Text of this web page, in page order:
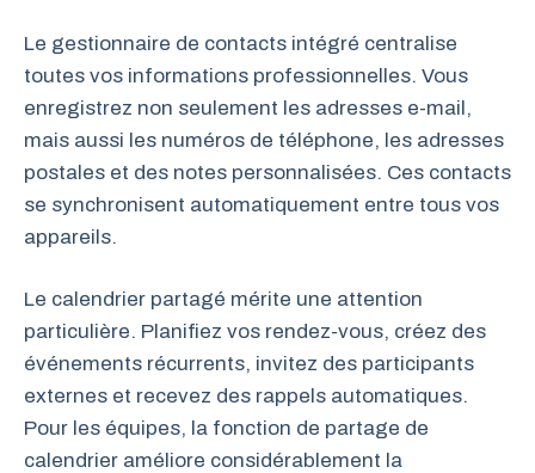
Le gestionnaire de contacts intégré centralise
toutes vos informations professionnelles. Vous
enregistrez non seulement les adresses e-mail,
mais aussi les numéros de téléphone, les adresses
postales et des notes personnalisées. Ces contacts
se synchronisent automatiquement entre tous vos
appareils.
Le calendrier partagé mérite une attention
particulière. Planifiez vos rendez-vous, créez des
événements récurrents, invitez des participants
externes et recevez des rappels automatiques.
Pour les équipes, la fonction de partage de
calendrier améliore considérablement la